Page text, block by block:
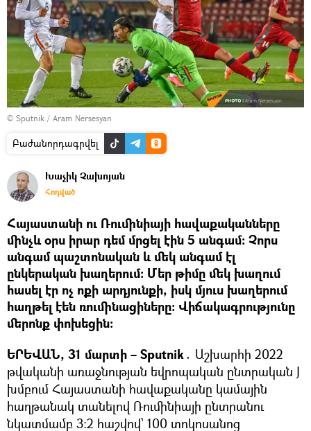
© Sputnik / Aram Nersesyan
Բաժանորդագրվել
Խաչիկ Չախոյան
Հոդված
Հայաստանի ու Ռումինիայի հավաքականները
մինչև օրս իրար դեմ մրցել էին 5 անգամ։ Չորս
անգամ պաշտոնական և մեկ անգամ էլ
ընկերական խաղերում։ Մեր թիմը մեկ խաղում
հասել էր ոչ ոքի արդյունքի, իսկ մյուս խաղերում
հաղթել էեն ռումինացիները։ Վիճակագրությունը
մերոնք փոխեցին։
ԵՐԵՎԱՆ, 31 մարտի – Sputnik․ Աշխարհի 2022
թվականի առաջնության եվրոպական ընտրական J
խմբում Հայաստանի հավաքականը կամային
հաղթանակ տանելով Ռումինիայի ընտրանու
նկատմամբ 3։2 հաշվով՝ 100 տոկոսանոց